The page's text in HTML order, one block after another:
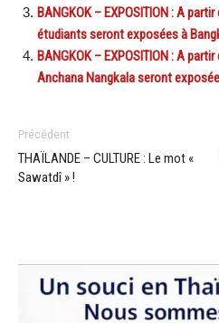
BANGKOK – EXPOSITION : A
étudiants seront exposées à
BANGKOK – EXPOSITION : A
Anchana Nangkala seront
Précédent
THAÏLANDE – CULTURE : Le mot «
Sawatdî » !